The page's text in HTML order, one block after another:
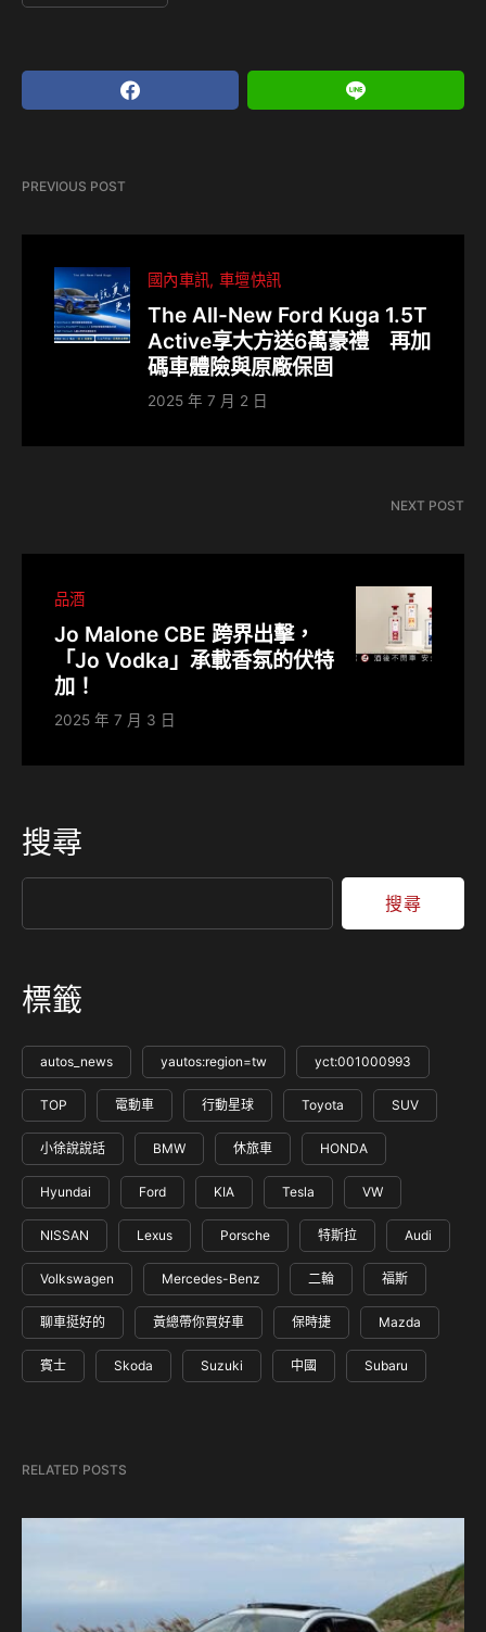
PREVIOUS POST
國內車訊 車壇快訊
The All-New Ford Kuga 1.5T
Active享大方送6萬豪禮 再加
碼車體險與原廠保固
2025 年 7 月 2 日
NEXT POST
品酒
Jo Malone CBE 跨界出擊，
「Jo Vodka」承載香氛的伏特
加！
2025 年 7 月 3 日
搜尋
搜尋
標籤
autos_news yautos:region=tw yct:001000993
TOP 電動車 行動星球 Toyota SUV
小徐說說話 BMW 休旅車 HONDA
Hyundai Ford KIA Tesla VW
NISSAN Lexus Porsche 特斯拉 Audi
Volkswagen Mercedes-Benz 二輪 福斯
聊車挺好的 黃總帶你買好車 保時捷 Mazda
賓士 Skoda Suzuki 中國 Subaru
RELATED POSTS